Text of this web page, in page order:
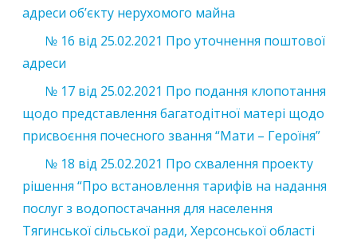
адреси об’єкту нерухомого майна
№ 16 від 25.02.2021 Про уточнення поштової
адреси
№ 17 від 25.02.2021 Про подання клопотання
щодо представлення багатодітної матері щодо
присвоєння почесного звання “Мати – Героїня”
№ 18 від 25.02.2021 Про схвалення проекту
рішення “Про встановлення тарифів на надання
послуг з водопостачання для населення
Тягинської сільської ради, Херсонської області